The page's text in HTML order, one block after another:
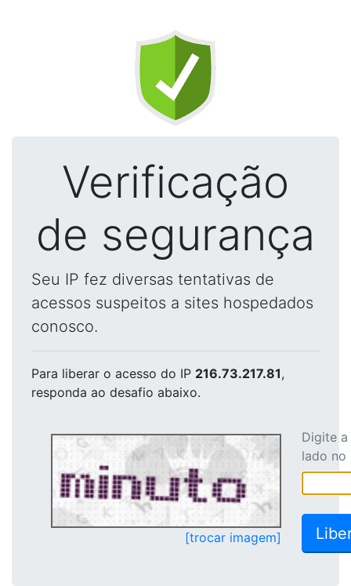
Verificação
de segurança
Seu IP fez diversas tentativas de
acessos suspeitos a sites hospedados
conosco.
Para liberar o acesso do IP 216.73.217.81,
responda ao desafio abaixo.
[trocar imagem]
Digite
lado no